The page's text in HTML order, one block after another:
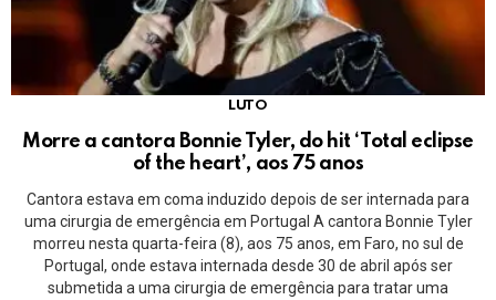
LUTO
Morre a cantora Bonnie Tyler, do hit ‘Total eclipse
of the heart’, aos 75 anos
Cantora estava em coma induzido depois de ser internada para
uma cirurgia de emergência em Portugal A cantora Bonnie Tyler
morreu nesta quarta-feira (8), aos 75 anos, em Faro, no sul de
Portugal, onde estava internada desde 30 de abril após ser
submetida a uma cirurgia de emergência para tratar uma